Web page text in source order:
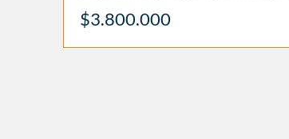
$3.800.000